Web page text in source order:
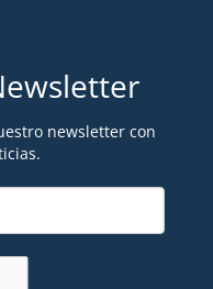
newsletter con